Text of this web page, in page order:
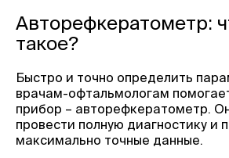
Авторефкератометр:
такое?
Быстро и точно определить
врачам-офтальмологам
прибор – авторефкератометр.
провести полную диагностику и
максимально точные данные.